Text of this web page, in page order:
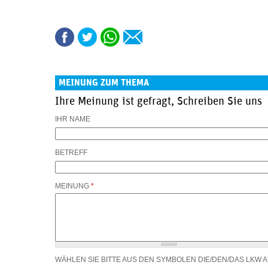
MEINUNG ZUM THEMA
Ihre Meinung ist gefragt, Schreiben Sie uns
IHR NAME
BETREFF
MEINUNG *
WÄHLEN SIE BITTE AUS DEN SYMBOLEN DIE/DEN/DAS LKW